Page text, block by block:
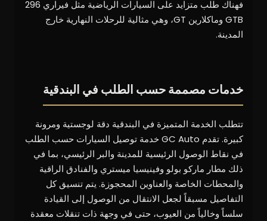
فهناك طلب متزايد على السيارات الرياضية مثل فيراري 296
GTB وماكلارين GT، وهي مثالية للرحلات النهارية خارج
المدينة.
خدمات مصممة حسب الطلب في البندقية
تتطلب الخدمة المتميزة في البندقية دقة لوجستية ومرونة
كبيرة. تقدم GC Auto خدمة توصيل السيارات حسب الطلب
في نقاط الوصول الرئيسية للمدينة والبر الرئيسي، بما في
ذلك مطار ماركو بولو وفينيسيا ميستري والفنادق الراقية
والمحطات الخاصة والعناوين المحجوزة. يتم تنسيق كل
التفاصيل مسبقاً لجعل الانتقال من الوصول إلى القيادة
سلساً وخالياً من العيوب، حتى في وجهة ذات تنقلات معقدة